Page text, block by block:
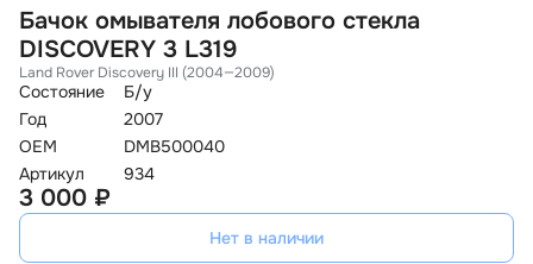
Бачок омывателя лобового стекла
DISCOVERY 3 L319
Land Rover Discovery III (2004—2009)
Состояние
Б/у
Год
2007
OEM
DMB500040
Артикул
934
3 000 ₽
Нет в наличии